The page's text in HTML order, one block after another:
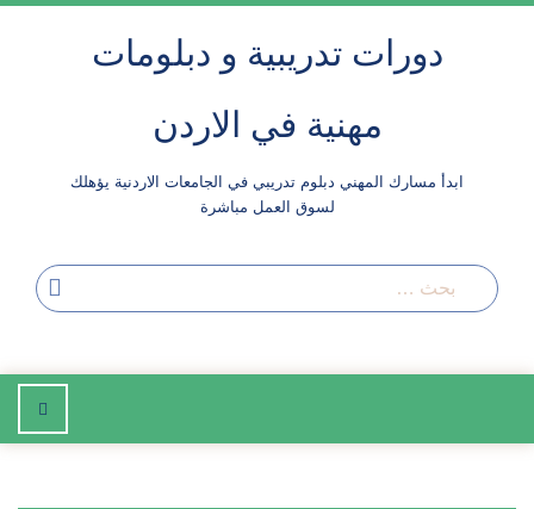
دورات تدريبية و دبلومات
مهنية في الاردن
ابدأ مسارك المهني دبلوم تدريبي في الجامعات الاردنية يؤهلك
لسوق العمل مباشرة
إضغط
للتصفح